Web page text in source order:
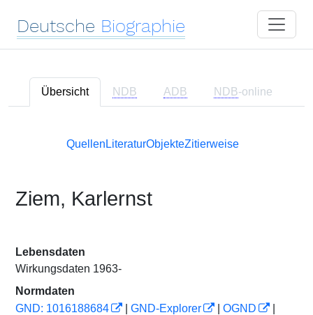
Deutsche Biographie
Übersicht NDB ADB NDB-online
Quellen LiteraturObjekteZitierweise
Ziem, Karlernst
Lebensdaten
Wirkungsdaten 1963-
Normdaten
GND: 1016188684
GND-Explorer OGND